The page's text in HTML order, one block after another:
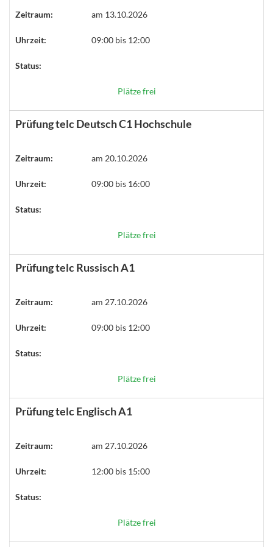
Zeitraum: am 13.10.2026
Uhrzeit: 09:00 bis 12:00
Status:
Plätze frei
Prüfung telc Deutsch C1 Hochschule
Zeitraum: am 20.10.2026
Uhrzeit: 09:00 bis 16:00
Status:
Plätze frei
Prüfung telc Russisch A1
Zeitraum: am 27.10.2026
Uhrzeit: 09:00 bis 12:00
Status:
Plätze frei
Prüfung telc Englisch A1
Zeitraum: am 27.10.2026
Uhrzeit: 12:00 bis 15:00
Status:
Plätze frei